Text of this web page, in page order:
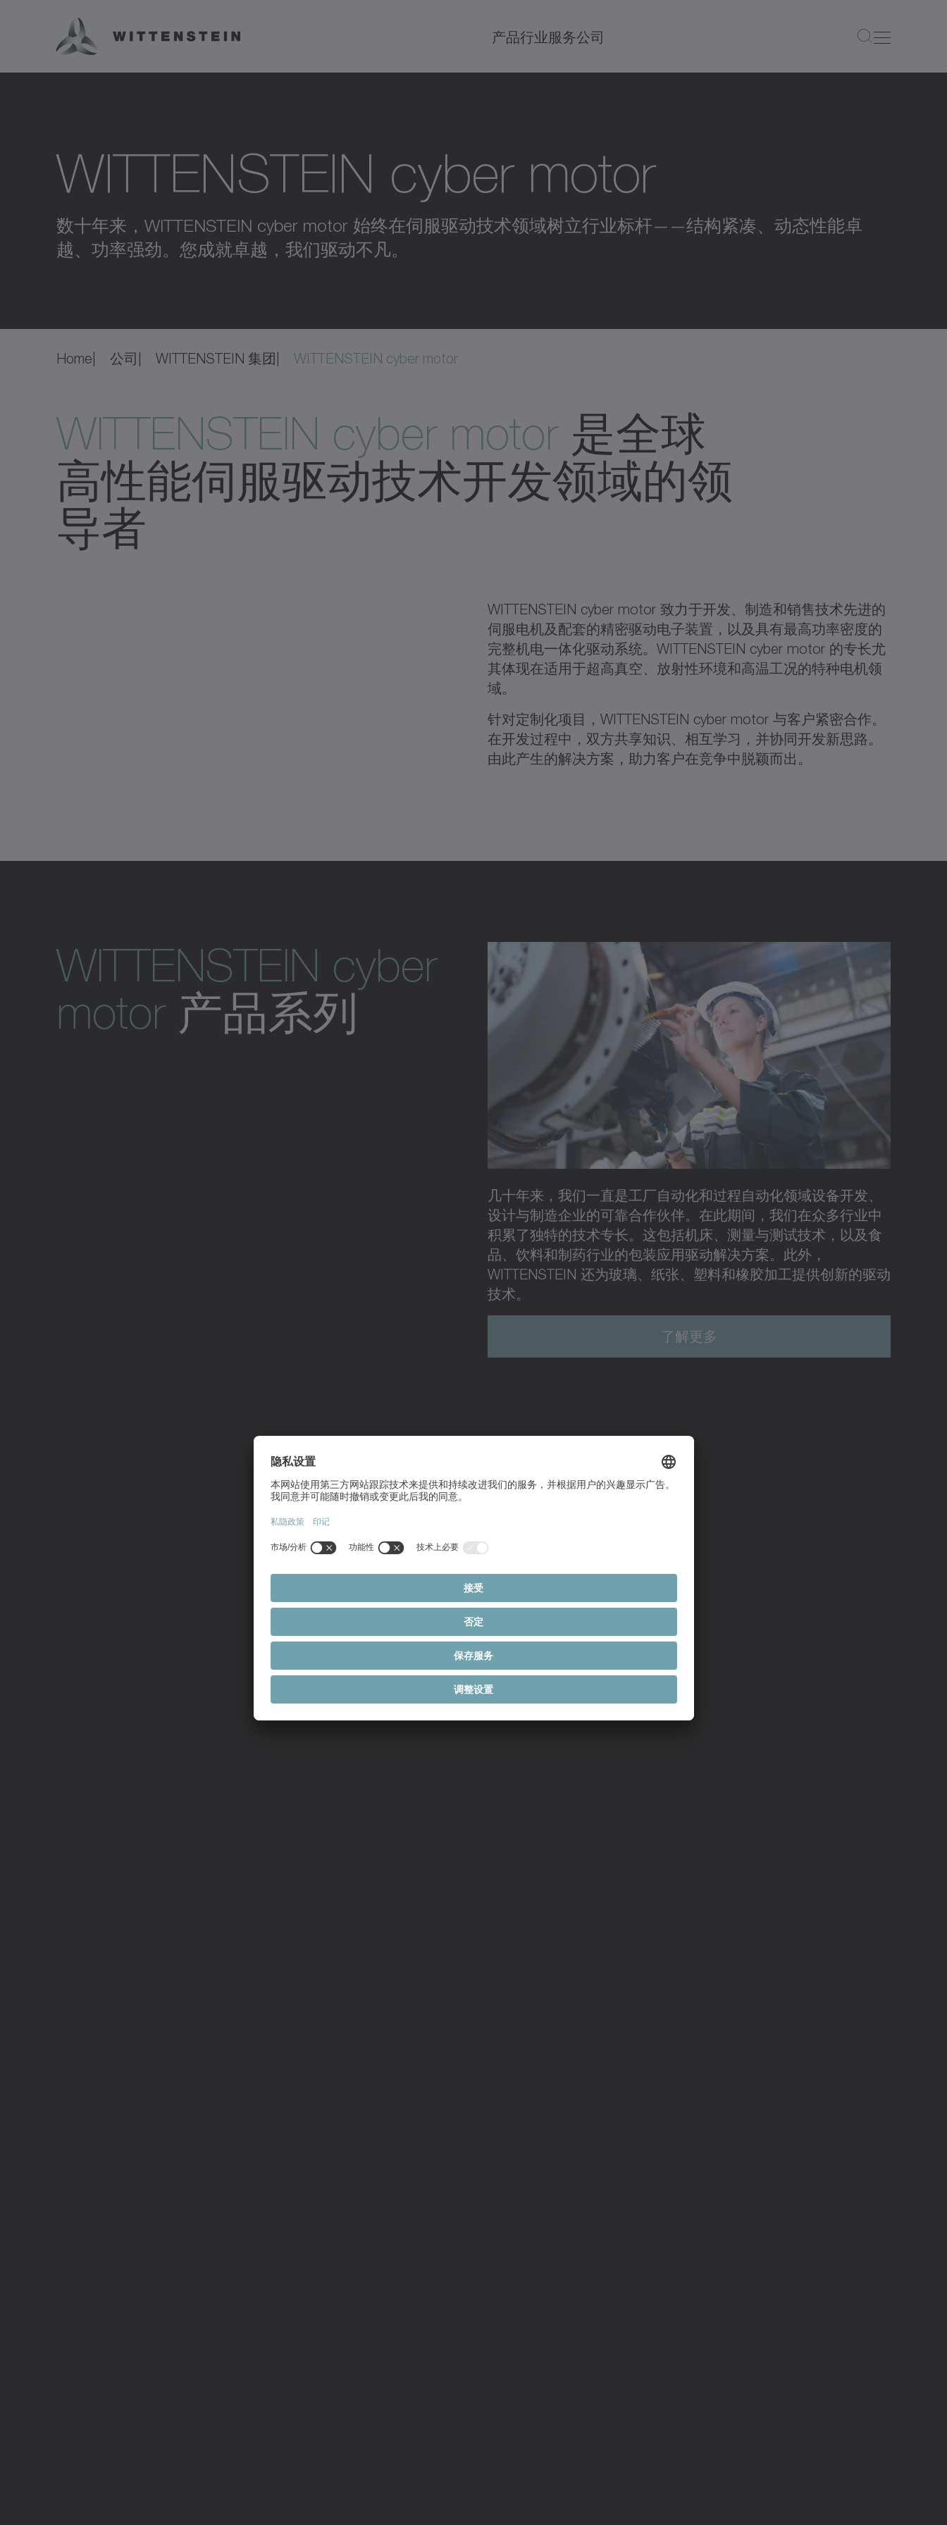
产品行业服务公司
WITTENSTEIN cyber motor
数十年来，WITTENSTEIN cyber motor 始终在伺服驱动技术领域树立行业标杆——结构紧凑、动态性能卓
越、功率强劲。您成就卓越，我们驱动不凡。
Home 公司 WITTENSTEIN 集团 WITTENSTEIN cyber motor
WITTENSTEIN cyber motor是全球
高性能伺服驱动技术开发领域的领
导者
WITTENSTEIN cyber motor 致力于开发、制造和销售技术先进的
伺服电机及配套的精密驱动电子装置，以及具有最高功率密度的
完整机电一体化驱动系统。WITTENSTEIN cyber motor 的专长尤
其体现在适用于超高真空、放射性环境和高温工况的特种电机领
域。
针对定制化项目，WITTENSTEIN cyber motor 与客户紧密合作。
在开发过程中，双方共享知识、相互学习，并协同开发新思路。
由此产生的解决方案，助力客户在竞争中脱颖而出。
WITTENSTEIN cyber
motor产品系列
几十年来，我们一直是工厂自动化和过程自动化领域设备开发、
设计与制造企业的可靠合作伙伴。在此期间，我们在众多行业中
积累了独特的技术专长。这包括机床、测量与测试技术，以及食
品、饮料和制药行业的包装应用驱动解决方案。此外，
WITTENSTEIN 还为玻璃、纸张、塑料和橡胶加工提供创新的驱动
技术。
了解更多